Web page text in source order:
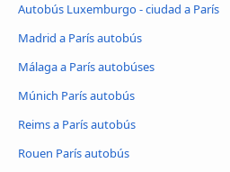
Autobús Luxemburgo - ciudad a París
Madrid a París autobús
Málaga a París autobúses
Múnich París autobús
Reims a París autobús
Rouen París autobús